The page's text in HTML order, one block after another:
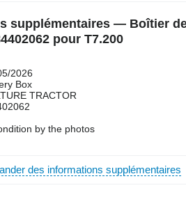
supplémentaires — Boîtier
pour T7.200
2026
Box
TRACTOR
by the photos
des informations supplémentaires